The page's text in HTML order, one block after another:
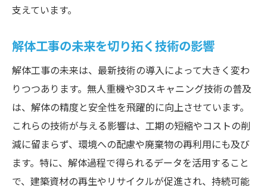
支えています。
解体工事の未来を切り拓く技術の影響
解体工事の未来は、最新技術の導入によって大きく変わ
りつつあります。無人重機や3Dスキャニング技術の普及
は、解体の精度と安全性を飛躍的に向上させています。
これらの技術が与える影響は、工期の短縮やコストの削
減に留まらず、環境への配慮や廃棄物の再利用にも及び
ます。特に、解体過程で得られるデータを活用すること
で、建築資材の再生やリサイクルが促進され、持続可能